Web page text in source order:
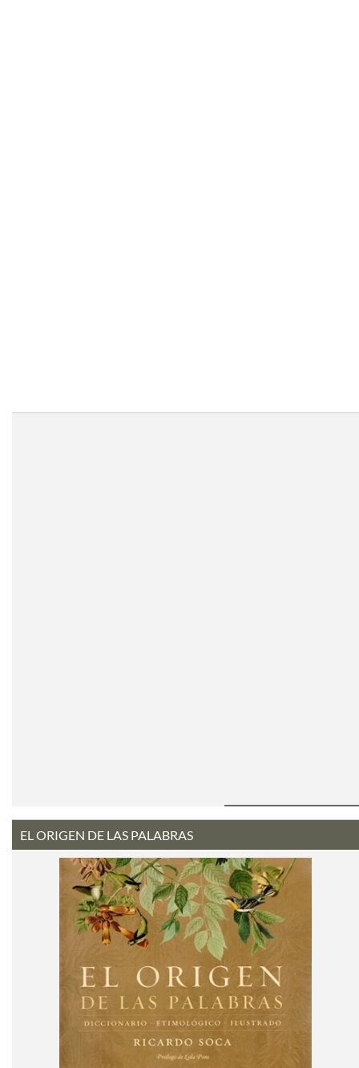
EL ORIGEN DE LAS PALABRAS